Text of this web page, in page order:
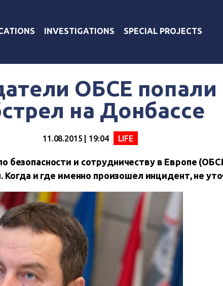
INVESTIGATIONS SPECIAL PROJECTS
ОБСЕ попали
на Донбассе
11.08.2015 | 19:04 LIFE
безопасности и сотрудничеству в Европе
Когда и где именно произошел инцидент, не